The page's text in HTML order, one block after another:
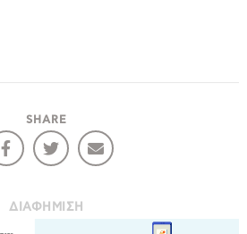
SHARE
ΔΙΑΦΉΜΙΣΗ